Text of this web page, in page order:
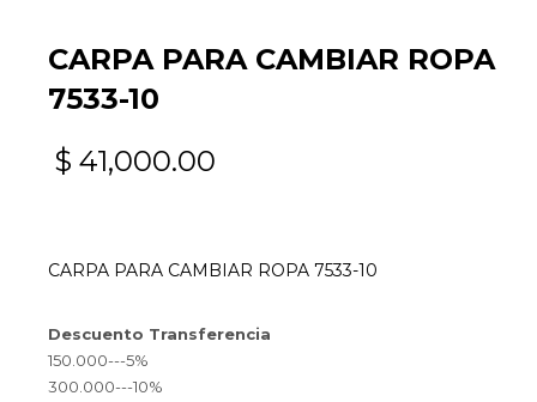
CARPA PARA CAMBIAR ROPA
7533-10
$ 41,000.00
CARPA PARA CAMBIAR ROPA 7533-10
Descuento Transferencia
150.000---5%
300.000---10%